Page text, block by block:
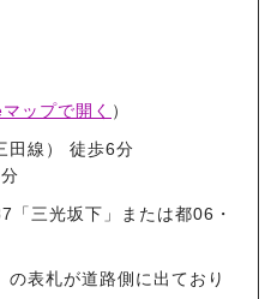
ップで開く ）
田線） 徒歩6分
「三光坂下」または都06・
の表札が道路側に出ており